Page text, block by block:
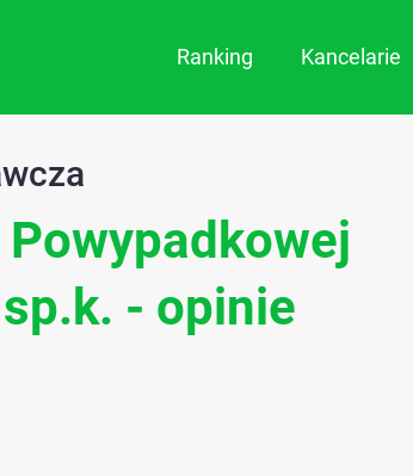
Ranking Kancelarie
Powypadkowej
- opinie